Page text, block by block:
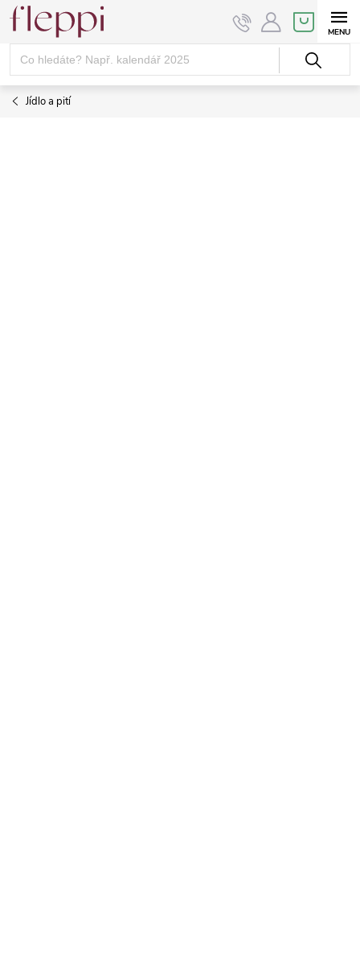
Přejít
obsah
NÁKUPNÍ
KOŠÍK
Jídlo a pití